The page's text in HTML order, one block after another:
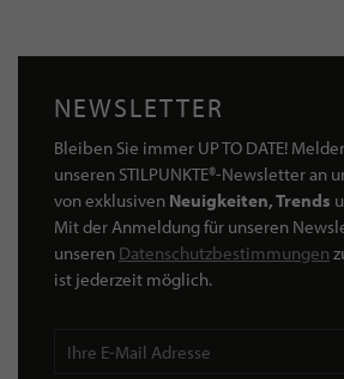
NEWSLETTER
Bleiben Sie immer UP TO DATE!
unseren STILPUNKTE®-Newsletter an
von exklusiven Neuigkeiten, Trends
Mit der Anmeldung für unseren
unseren Datenschutzbestimmungen
ist jederzeit möglich.